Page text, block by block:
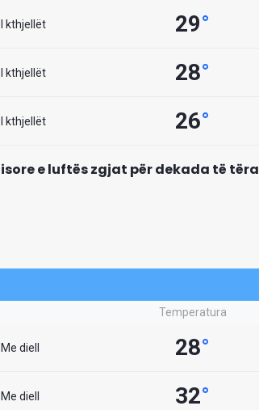
I kthjellët 29°
I kthjellët 28°
I kthjellët 26°
e luftës zgjat për dekada të tëra
Temperatura
Me diell 28°
Me diell 32°